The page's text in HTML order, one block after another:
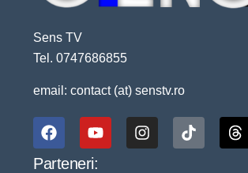
Sens TV
Tel. 0747686855
email: contact (at) senstv.ro
Parteneri: